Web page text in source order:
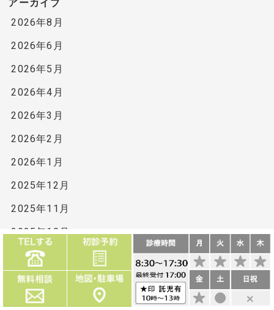
2026年8月
2026年6月
2026年5月
2026年4月
2026年3月
2026年2月
2026年1月
2025年12月
2025年11月
2025年10月
2025年9月
2025年8月
2025年7月